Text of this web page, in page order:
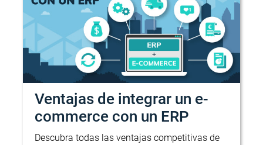
Ventajas de integrar un e-
commerce con un ERP
Descubra todas las ventajas competitivas de